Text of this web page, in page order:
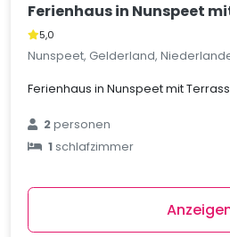
Ferienhaus in Nunspeet
5,0
Nunspeet, Gelderland,
Ferienhaus in Nunspeet mit
2personen
1schlafzimmer